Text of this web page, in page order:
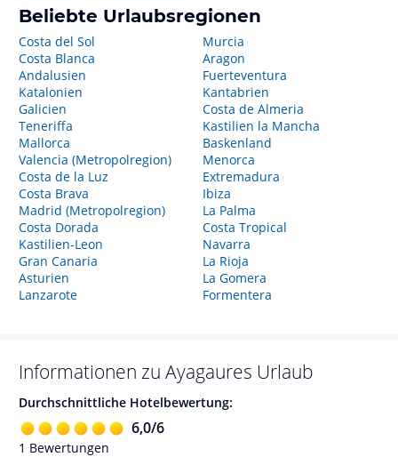
Beliebte Urlaubsregionen
Costa del Sol
Costa Blanca
Andalusien
Katalonien
Galicien
Teneriffa
Mallorca
Valencia (Metropolregion)
Costa de la Luz
Costa Brava
Madrid (Metropolregion)
Costa Dorada
Kastilien-Leon
Gran Canaria
Asturien
Lanzarote
Murcia
Aragon
Fuerteventura
Kantabrien
Costa de Almeria
Kastilien la Mancha
Baskenland
Menorca
Extremadura
Ibiza
La Palma
Costa Tropical
Navarra
La Rioja
La Gomera
Formentera
Informationen zu Ayagaures Urlaub
Durchschnittliche Hotelbewertung:
6,0/6
1 Bewertungen